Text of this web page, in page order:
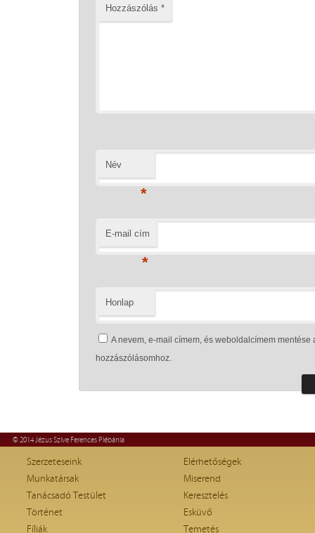
Hozzászólás *
Név
*
E-mail cím
*
Honlap
A nevem, e-mail címem, és weboldalcímem
hozzászólásomhoz.
© 2014 Jézus Szíve Ferences Plébánia
Szerzeteseink
Munkatársak
Tanácsadó Testület
Történet
Fíliák
Elérhetőségek
Miserend
Keresztelés
Esküvő
Temetés